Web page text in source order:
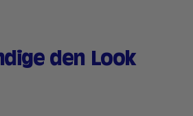
den Look